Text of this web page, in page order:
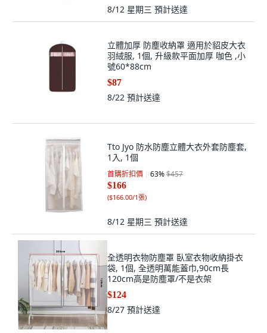
8/12 星期三 預計送達
立體加厚 防塵收納罩 適用於貂皮大衣
羽絨服, 1個, 升級款平面加厚 咖色 ,小
號60*88cm
$87
8/22 預計送達
Tto Jyo 防水防塵立體大衣外套防塵套,
1入, 1個
首購折扣價 63%$457
$166
($166.00/1張)
8/12 星期三 預計送達
全透明衣物防塵罩 臥室衣物收納掛衣
袋, 1個, 全透明萬能蓋巾,90cm長
120cm高是防塵罩/不是衣架
$124
8/27 預計送達